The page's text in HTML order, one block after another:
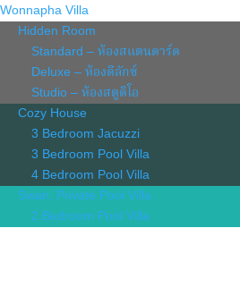
Wonnapha Villa
Hidden Room
Standard – ห้องสแตนดาร์ด
Deluxe – ห้องดีลักซ์
Studio – ห้องสตูดิโอ
Cozy House
3 Bedroom Jacuzzi
3 Bedroom Pool Villa
4 Bedroom Pool Villa
Swan, Private Pool Villa
2 Bedroom Pool Villa